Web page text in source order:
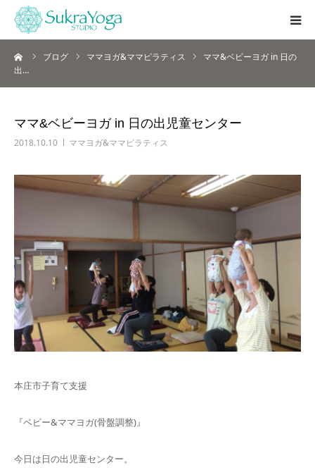
ブログ ママヨガ&ママピラティス
ママ&ベビーヨガ in 日の
出…
ママ&ベビーヨガ in 日の出児童センター
2018.10.10 ママヨガ&ママピラティス
本庄市子育て支援
『ベビー&ママヨガ(骨盤調整)』
今日は日の出児童センター。
シュクラヨガとは
レッスン
インストラクター養成講座